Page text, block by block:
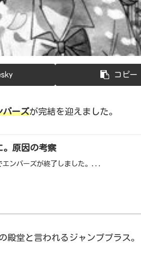
コピー
バーズが完結を迎えました。
。原因の考察
エンバーズが終了しました。...
殿堂と言われるジャンププラス。